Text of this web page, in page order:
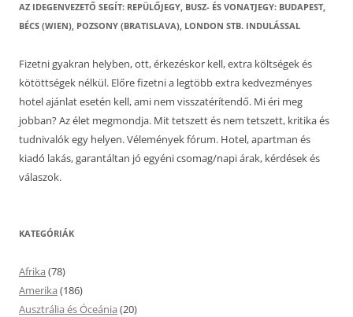
AZ IDEGENVEZETŐ SEGÍT: REPÜLŐJEGY, BUSZ- ÉS VONATJEGY: BUDAPEST,
BÉCS (WIEN), POZSONY (BRATISLAVA), LONDON STB. INDULÁSSAL
Fizetni gyakran helyben, ott, érkezéskor kell, extra költségek és
kötöttségek nélkül. Előre fizetni a legtöbb extra kedvezményes
hotel ajánlat esetén kell, ami nem visszatérítendő. Mi éri meg
jobban? Az élet megmondja. Mit tetszett és nem tetszett, kritika és
tudnivalók egy helyen. Vélemények fórum. Hotel, apartman és
kiadó lakás, garantáltan jó egyéni csomag/napi árak, kérdések és
válaszok.
KATEGÓRIÁK
Afrika (78)
Amerika (186)
Ausztrália és Óceánia (20)